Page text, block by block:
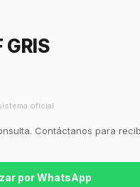
GRIS
oficial
Contáctanos para
por WhatsApp